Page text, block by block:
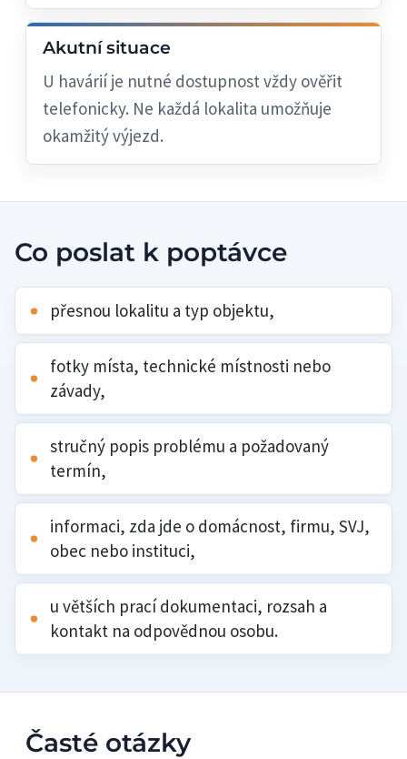
Akutní situace
U havárií je nutné dostupnost vždy ověřit
telefonicky. Ne každá lokalita umožňuje
okamžitý výjezd.
Co poslat k poptávce
přesnou lokalitu a typ objektu,
fotky místa, technické místnosti nebo
závady,
stručný popis problému a požadovaný
termín,
informaci, zda jde o domácnost, firmu, SVJ,
obec nebo instituci,
u větších prací dokumentaci, rozsah a
kontakt na odpovědnou osobu.
Časté otázky